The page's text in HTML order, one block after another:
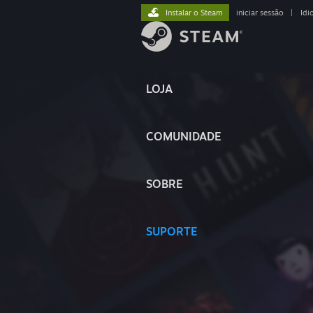
LOJA
COMUNIDADE
SOBRE
SUPORTE
Instalar o Steam iniciar sessão